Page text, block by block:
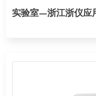
实验室—浙江浙仪应